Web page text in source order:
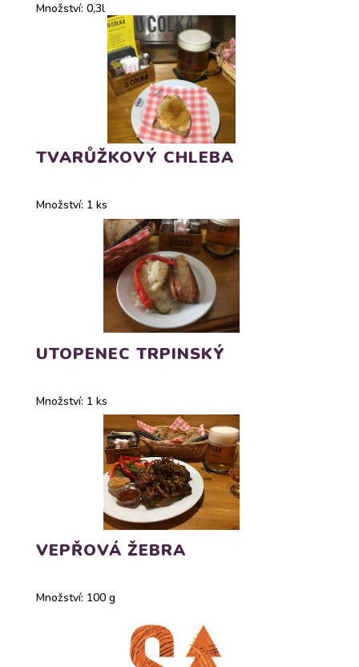
Množství: 0,3l
TVARŮŽKOVÝ CHLEBA
Množství: 1 ks
UTOPENEC TRPINSKÝ
Množství: 1 ks
VEPŘOVÁ ŽEBRA
Množství: 100 g